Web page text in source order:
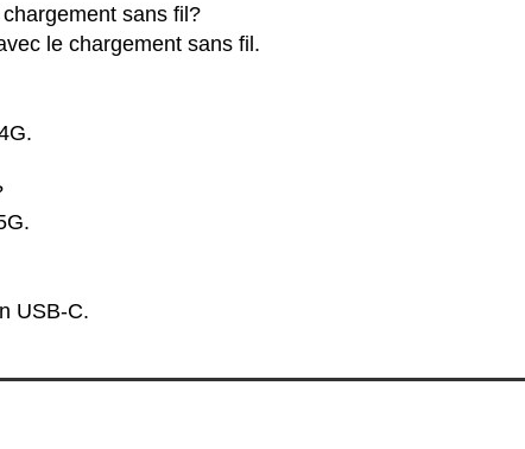
sans fil?
le chargement sans fil.
USB-C.